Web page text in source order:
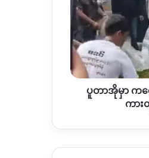
မှာ
ကလေး
တစ်
ဦး
ကျောင်း
က
အပြန်
ခံ
ပူတာအိုမှာ ကလ
ကား